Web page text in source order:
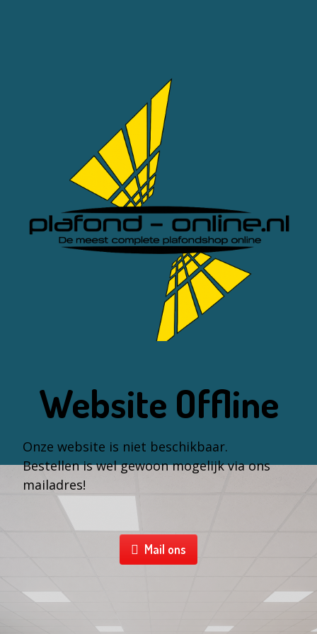
Website Offline
Onze website is niet beschikbaar.
Bestellen is wel gewoon mogelijk via ons
mailadres!
Mail ons